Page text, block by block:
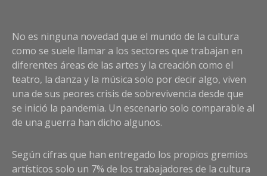
No es ninguna novedad que el mundo de la cultura
como se suele llamar a los sectores que trabajan en
diferentes áreas de las artes y la creación como el
teatro, la danza y la música solo por decir algo, viven
una de sus peores crisis de sobrevivencia desde que
se inició la pandemia. Un escenario solo comparable al
de una guerra han dicho algunos.
Según cifras que han entregado los propios gremios
artísticos solo un 7% de los trabajadores de la cultura